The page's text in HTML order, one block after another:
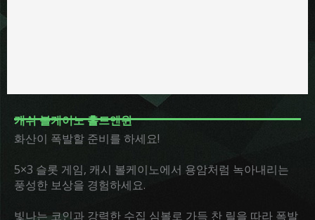
캐쉬 볼케이노 홀드앤윈
화산이 폭발할 준비를 하세요!
5×3 슬롯 게임, 캐시 볼케이노에서 용암처럼 녹아내리는
풍성한 보상을 경험하세요.
빛나는 코인과 강력한 수집 심볼로 가득 찬 릴을 따라 폭발